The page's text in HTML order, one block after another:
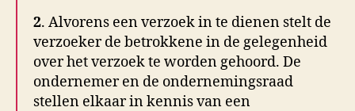
2. Alvorens een verzoek in te dienen stelt de
verzoeker de betrokkene in de gelegenheid
over het verzoek te worden gehoord. De
ondernemer en de ondernemingsraad
stellen elkaar in kennis van een